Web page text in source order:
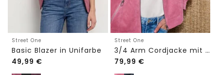
Street One
Basic Blazer in Unifarbe
49,99 €
Street One
3/4 Arm Cordjacke mit Hemdkragen
79,99 €